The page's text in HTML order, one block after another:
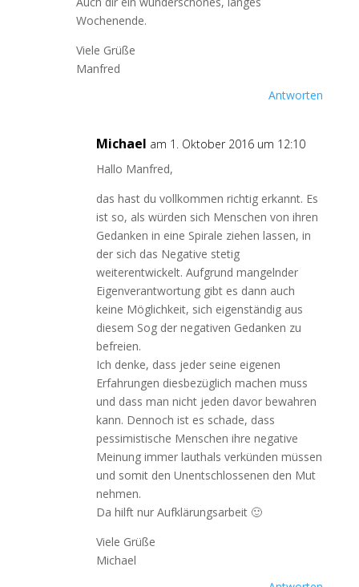
Wochenende.
Viele Grüße
Manfred
Antworten
Michael am 1. Oktober 2016 um 12:10
Hallo Manfred,
das hast du vollkommen richtig erkannt. Es
ist so, als würden sich Menschen von ihren
Gedanken in eine Spirale ziehen lassen, in
der sich das Negative stetig
weiterentwickelt. Aufgrund mangelnder
Eigenverantwortung gibt es dann auch
keine Möglichkeit, sich eigenständig aus
diesem Sog der negativen Gedanken zu
befreien.
Ich denke, dass jeder seine eigenen
Erfahrungen diesbezüglich machen muss
und dass man nicht jeden davor bewahren
kann. Dennoch ist es schade, dass
pessimistische Menschen ihre negative
Meinung immer lauthals verkünden müssen
und somit den Unentschlossenen den Mut
nehmen.
Da hilft nur Aufklärungsarbeit 🙂
Viele Grüße
Michael